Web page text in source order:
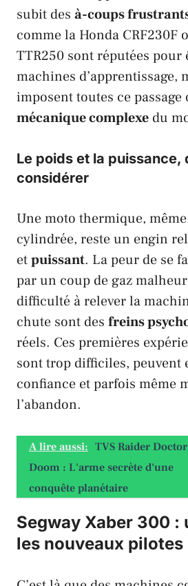
subit des à-coups
comme la Honda CRF230F
TTR250 sont réputées pour
machines d’apprentissage,
imposent toutes ce
mécanique complexe du
Le poids et la puissance,
considérer
Une moto thermique,
cylindrée, reste un engin
etpuissant. La peur de se
par un coup de gaz
difficulté à relever la
chute sont des freins
réels. Ces premières
sont trop difficiles, peuvent
confiance et parfois même
l’abandon.
A lire aussi: TVS Raider Doctor
Doom : L'arme secrète d'une
conquête planétaire
Segway Xaber 300 :
les nouveaux pilotes